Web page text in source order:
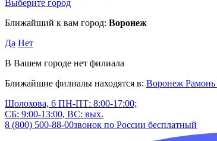
Выберите город
Ближайший к вам город: Воронеж
Да Нет
В Вашем городе нет филиала
Ближайшие филиалы находятся в: Воронеж Рамонь
Шолохова, 6 ПН-ПТ: 8:00-17:00;
СБ: 9:00-13:00, ВС: вых.
8 (800) 500-88-00звонок по России бесплатный